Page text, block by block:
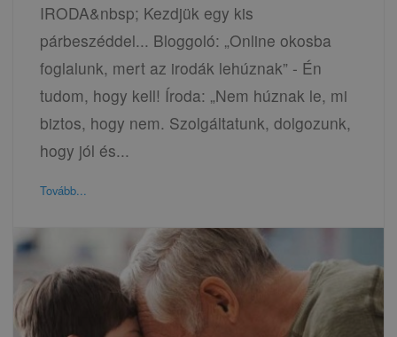
IRODA&nbsp; Kezdjük egy kis
párbeszéddel... Bloggoló: „Online okosba
foglalunk, mert az irodák lehúznak” - Én
tudom, hogy kell! Íroda: „Nem húznak le, mi
biztos, hogy nem. Szolgáltatunk, dolgozunk,
hogy jól és...
Tovább...